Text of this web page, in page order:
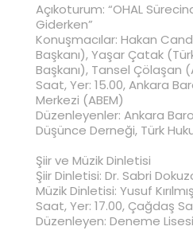
Açıkoturum: “OHAL
Giderken”
Konuşmacılar: Hakan
Başkanı), Yaşar Çatak
Başkanı), Tansel Çölaşan
Saat, Yer: 15.00, Ankara
Merkezi (ABEM)
Düzenleyenler: Ankara
Düşünce Derneği, Türk
Şiir ve Müzik Dinletisi
Şiir Dinletisi: Dr. Sabri
Müzik Dinletisi: Yusuf Kırılmış
Saat, Yer: 17.00, Çağdaş
Düzenleyen: Deneme